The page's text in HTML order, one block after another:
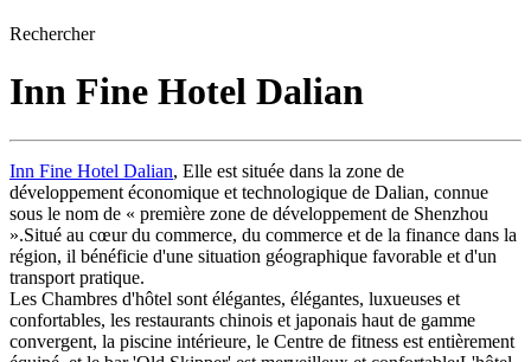
Rechercher
Inn Fine Hotel Dalian
Inn Fine Hotel Dalian, Elle est située dans la zone de
développement économique et technologique de Dalian, connue
sous le nom de « première zone de développement de Shenzhou
».Situé au cœur du commerce, du commerce et de la finance dans la
région, il bénéficie d'une situation géographique favorable et d'un
transport pratique.
Les Chambres d'hôtel sont élégantes, élégantes, luxueuses et
confortables, les restaurants chinois et japonais haut de gamme
convergent, la piscine intérieure, le Centre de fitness est entièrement